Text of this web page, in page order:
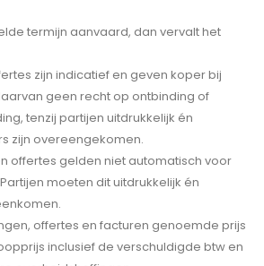
termijn aanvaard, dan vervalt het
zijn indicatief en geven koper bij
geen recht op ontbinding of
tenzij partijen uitdrukkelijk én
zijn overeengekomen.
offertes gelden niet automatisch voor
moeten dit uitdrukkelijk én
offertes en facturen genoemde prijs
inclusief de verschuldigde btw en